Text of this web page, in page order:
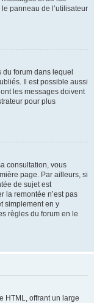
panneau de l’utilisateur
forum dans lequel
Il est possible aussi
les messages doivent
pour plus
consultation, vous
page. Par ailleurs, si
de sujet est
la remontée n’est pas
simplement en y
règles du forum en le
HTML, offrant un large